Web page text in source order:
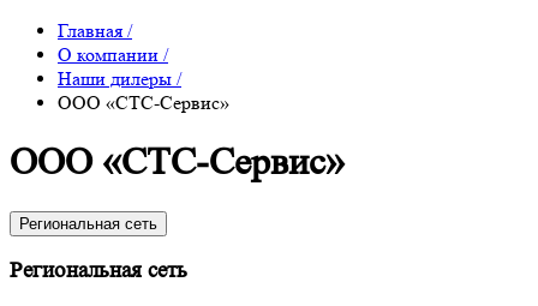
Главная /
О компании /
Наши дилеры /
ООО «СТС-Сервис»
ООО «СТС-Сервис»
Региональная сеть
Региональная сеть